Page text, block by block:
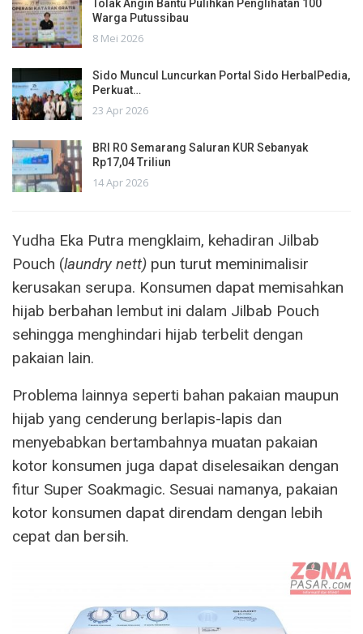
Tolak Angin Bantu Pulihkan Penglihatan 100
Warga Putussibau
8 Mei 2026
Sido Muncul Luncurkan Portal Sido HerbalPedia,
Perkuat…
23 Apr 2026
BRI RO Semarang Saluran KUR Sebanyak
Rp17,04 Triliun
14 Apr 2026
Yudha Eka Putra mengklaim, kehadiran Jilbab
Pouch (laundry nett) pun turut meminimalisir
kerusakan serupa. Konsumen dapat memisahkan
hijab berbahan lembut ini dalam Jilbab Pouch
sehingga menghindari hijab terbelit dengan
pakaian lain.
Problema lainnya seperti bahan pakaian maupun
hijab yang cenderung berlapis-lapis dan
menyebabkan bertambahnya muatan pakaian
kotor konsumen juga dapat diselesaikan dengan
fitur Super Soakmagic. Sesuai namanya, pakaian
kotor konsumen dapat direndam dengan lebih
cepat dan bersih.